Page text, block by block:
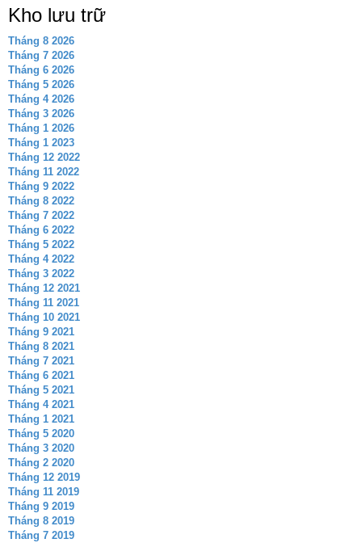
Kho lưu trữ
Tháng 8 2026
Tháng 7 2026
Tháng 6 2026
Tháng 5 2026
Tháng 4 2026
Tháng 3 2026
Tháng 1 2026
Tháng 1 2023
Tháng 12 2022
Tháng 11 2022
Tháng 9 2022
Tháng 8 2022
Tháng 7 2022
Tháng 6 2022
Tháng 5 2022
Tháng 4 2022
Tháng 3 2022
Tháng 12 2021
Tháng 11 2021
Tháng 10 2021
Tháng 9 2021
Tháng 8 2021
Tháng 7 2021
Tháng 6 2021
Tháng 5 2021
Tháng 4 2021
Tháng 1 2021
Tháng 5 2020
Tháng 3 2020
Tháng 2 2020
Tháng 12 2019
Tháng 11 2019
Tháng 9 2019
Tháng 8 2019
Tháng 7 2019